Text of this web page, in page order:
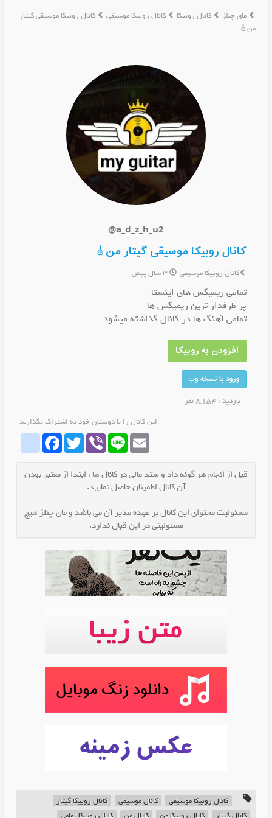
مای چنلز کانال روبیکا کانال روبیکا موسیقی
کانال روبیکا موسیقی گیتار
من🎸
@a_d_z_h_u2
کانال روبیکا موسیقی گیتار من🎸
کانال روبیکا موسیقی 3 سال پیش
تمامی ریمیکس های اینستا
پر طرفدار ترین ریمیکس ها
تمامی آهنگ ها در کانال گذاشته میشود
افزودن به روبیکا
ورود با نسخه وب
بازدید : 8,154 نفر
این کانال را با دوستان خود به اشتراک بگذارید
whatrubikaFacebookTwitter Viber Line Email
قبل از انجام هر گونه داد و ستد مالی در کانال ها ، ابتدا از معتبر بودن
آن کانال اطمینان حاصل نمایید.
مسئولیت محتوای این کانال بر عهده مدیر آن می باشد و مای چنلز هیچ
مسئولیتی در این قبال ندارد.
کانال روبیکا موسیقی کانال موسیقی
کانال روبیکا گیتار
کانال گیتار
کانال روبیکا من کانال من کانال روبیکا تمامی